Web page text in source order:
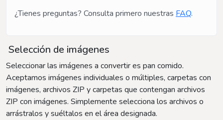
¿Tienes preguntas? Consulta primero nuestras FAQ.
Selección de imágenes
Seleccionar las imágenes a convertir es pan comido.
Aceptamos imágenes individuales o múltiples, carpetas con
imágenes, archivos ZIP y carpetas que contengan archivos
ZIP con imágenes. Simplemente selecciona los archivos o
arrástralos y suéltalos en el área designada.